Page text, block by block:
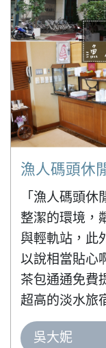
漁人碼頭休
「漁人碼頭
整潔的環境，
與輕軌站，此
以說相當貼心
茶包通通免費
超高的淡水旅
吳大妮